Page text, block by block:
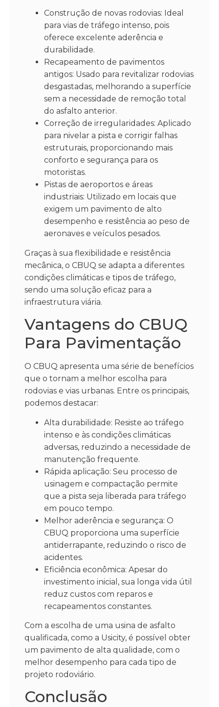
Construção de novas rodovias: Ideal
para vias de tráfego intenso, pois
oferece excelente aderência e
durabilidade.
Recapeamento de pavimentos
antigos: Usado para revitalizar rodovias
desgastadas, melhorando a superfície
sem a necessidade de remoção total
do asfalto anterior.
Correção de irregularidades: Aplicado
para nivelar a pista e corrigir falhas
estruturais, proporcionando mais
conforto e segurança para os
motoristas.
Pistas de aeroportos e áreas
industriais: Utilizado em locais que
exigem um pavimento de alto
desempenho e resistência ao peso de
aeronaves e veículos pesados.
Graças à sua flexibilidade e resistência
mecânica, o CBUQ se adapta a diferentes
condições climáticas e tipos de tráfego,
sendo uma solução eficaz para a
infraestrutura viária.
Vantagens do CBUQ
Para Pavimentação
O CBUQ apresenta uma série de benefícios
que o tornam a melhor escolha para
rodovias e vias urbanas. Entre os principais,
podemos destacar:
Alta durabilidade: Resiste ao tráfego
intenso e às condições climáticas
adversas, reduzindo a necessidade de
manutenção frequente.
Rápida aplicação: Seu processo de
usinagem e compactação permite
que a pista seja liberada para tráfego
em pouco tempo.
Melhor aderência e segurança: O
CBUQ proporciona uma superfície
antiderrapante, reduzindo o risco de
acidentes.
Eficiência econômica: Apesar do
investimento inicial, sua longa vida útil
reduz custos com reparos e
recapeamentos constantes.
Com a escolha de uma usina de asfalto
qualificada, como a Usicity, é possível obter
um pavimento de alta qualidade, com o
melhor desempenho para cada tipo de
projeto rodoviário.
Conclusão